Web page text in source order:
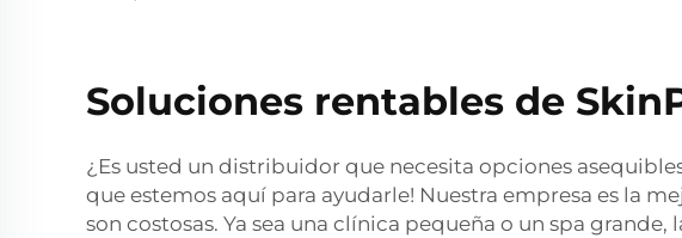
Soluciones rentables de
¿Es usted un distribuidor que necesita opciones
que estemos aquí para ayudarle! Nuestra empresa es la
son costosas. Ya sea una clínica pequeña o un spa